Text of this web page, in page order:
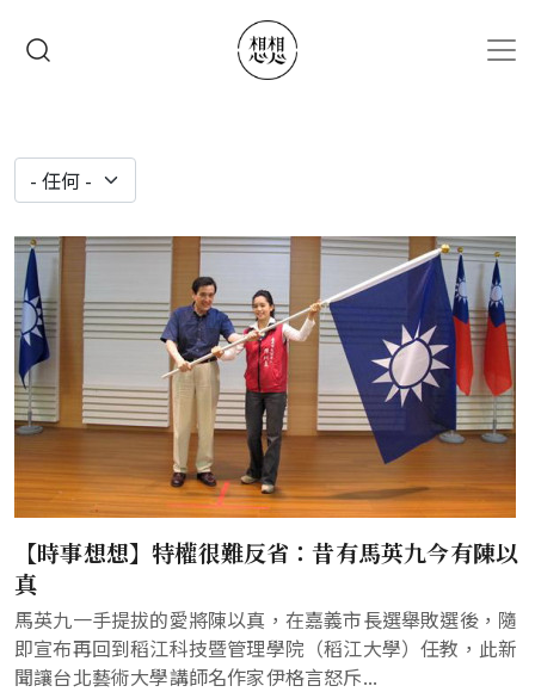
【時事想想】特權很難反省：昔有馬英九今有陳以
真
馬英九一手提拔的愛將陳以真，在嘉義市長選舉敗選後，隨
即宣布再回到稻江科技暨管理學院（稻江大學）任教，此新
聞讓台北藝術大學講師名作家伊格言怒斥...